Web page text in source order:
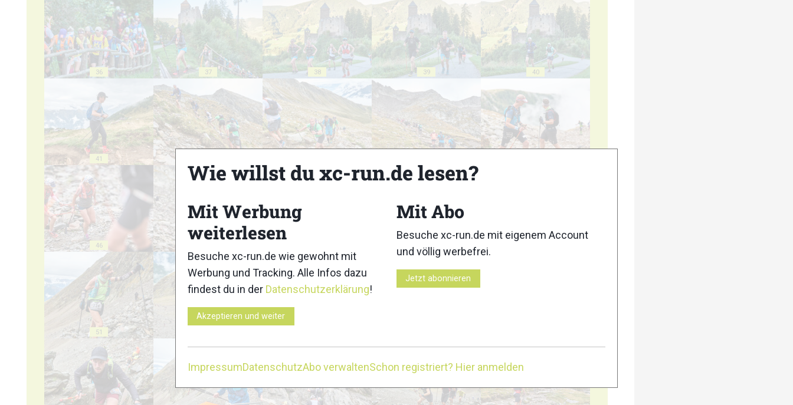
36 37 38 39 40
41
46 49
51
Wie willst du xc-run.de lesen?
Mit Werbung
weiterlesen
Besuche xc-run.de wie gewohnt mit
Werbung und Tracking. Alle Infos dazu
findest du in der Datenschutzerklärung!
Akzeptieren und weiter
Mit Abo
Besuche xc-run.de mit eigenem Account
und völlig werbefrei.
Jetzt abonnieren
ImpressumDatenschutzAbo verwaltenSchon registriert? Hier anmelden